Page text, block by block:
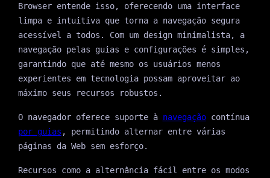
Browser entende isso, oferecendo uma interface
limpa e intuitiva que torna a navegação segura
acessível a todos. Com um design minimalista, a
navegação pelas guias e configurações é simples,
garantindo que até mesmo os usuários menos
experientes em tecnologia possam aproveitar ao
máximo seus recursos robustos.
O navegador oferece suporte à navegaçãocontínua
por guias , permitindo alternar entre várias
páginas da Web sem esforço.
Recursos como a alternância fácil entre os modos